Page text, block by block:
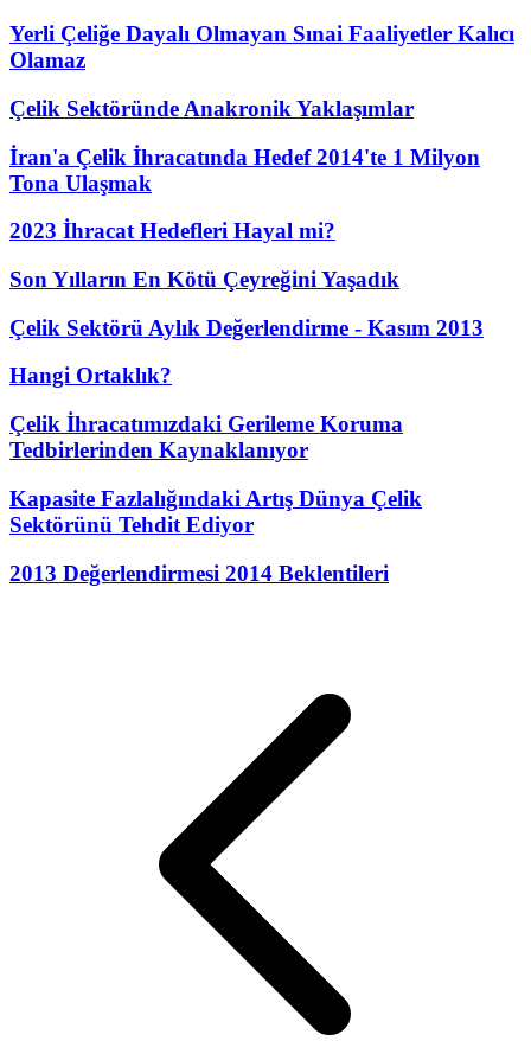
Yerli Çeliğe Dayalı Olmayan Sınai Faaliyetler Kalıcı
Olamaz
Çelik Sektöründe Anakronik Yaklaşımlar
İran'a Çelik İhracatında Hedef 2014'te 1 Milyon
Tona Ulaşmak
2023 İhracat Hedefleri Hayal mi?
Son Yılların En Kötü Çeyreğini Yaşadık
Çelik Sektörü Aylık Değerlendirme - Kasım 2013
Hangi Ortaklık?
Çelik İhracatımızdaki Gerileme Koruma
Tedbirlerinden Kaynaklanıyor
Kapasite Fazlalığındaki Artış Dünya Çelik
Sektörünü Tehdit Ediyor
2013 Değerlendirmesi 2014 Beklentileri